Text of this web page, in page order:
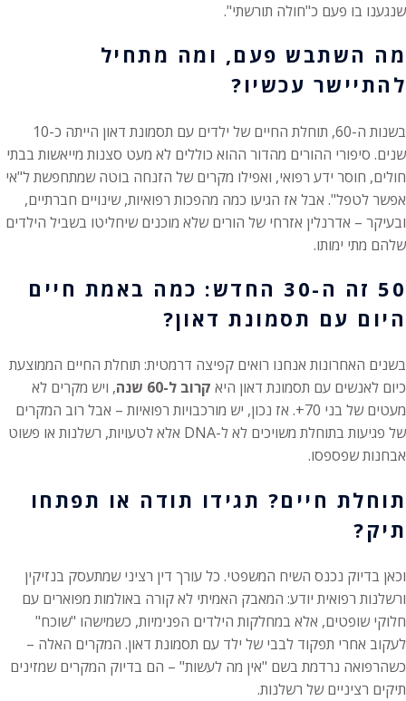
שנגענו בו פעם כ"חולה תורשתי".
מה השתבש פעם, ומה מתחיל
להתיישר עכשיו?
בשנות ה-60, תוחלת החיים של ילדים עם תסמונת דאון הייתה כ-10
שנים. סיפורי ההורים מהדור ההוא כוללים לא מעט סצנות מייאשות בבתי
חולים, חוסר ידע רפואי, ואפילו מקרים של הזנחה בוטה שמתחפשת ל"אי
אפשר לטפל". אבל אז הגיעו כמה מהפכות רפואיות, שינויים חברתיים,
ובעיקר – אדרנלין אזרחי של הורים שלא מוכנים שיחליטו בשביל הילדים
שלהם מתי ימותו.
50 זה ה-30 החדש: כמה באמת חיים
היום עם תסמונת דאון?
בשנים האחרונות אנחנו רואים קפיצה דרמטית: תוחלת החיים הממוצעת
כיום לאנשים עם תסמונת דאון היא קרוב ל-60 שנה
, ויש מקרים לא
מעטים של בני 70+. אז נכון, יש מורכבויות רפואיות – אבל רוב המקרים
של פגיעות בתוחלת משויכים לא ל-DNA אלא לטעויות, רשלנות או פשוט
אבחנות שפספסו.
תוחלת חיים? תגידו תודה או תפתחו
תיק?
וכאן בדיוק נכנס השיח המשפטי. כל עורך דין רציני שמתעסק בנזיקין
ורשלנות רפואית יודע: המאבק האמיתי לא קורה באולמות מפוארים עם
חלוקי שופטים, אלא במחלקות הילדים הפנימיות, כשמישהו "שוכח"
לעקוב אחרי תפקוד לבבי של ילד עם תסמונת דאון. המקרים האלה –
כשהרפואה נרדמת בשם "אין מה לעשות" – הם בדיוק המקרים שמזינים
תיקים רציניים של רשלנות.